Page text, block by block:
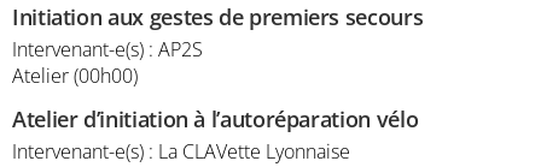
Initiation aux gestes de premiers secours
Intervenant-e(s) : AP2S
Atelier (00h00)
Atelier d’initiation à l’autoréparation vélo
Intervenant-e(s) : La CLAVette Lyonnaise